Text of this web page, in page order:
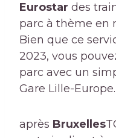
Eurostar des
parc à thème en
Bien que ce
2023, vous
parc avec un
Gare Lille-Europe.
après Bruxelles